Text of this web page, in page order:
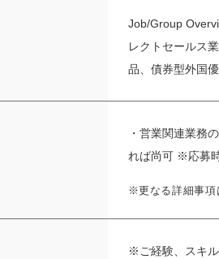
Job/Group
レクトセールス
品、債券型外国
・営業関連業務
れば尚可 ※応募
※更なる詳細事項
※ご経験、スキ